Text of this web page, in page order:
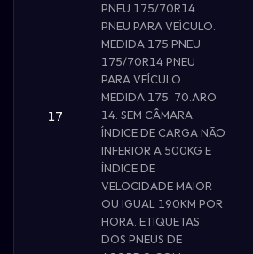
17
PNEU 175/70R14
PNEU PARA VEÍCULO.
MEDIDA 175.PNEU
175/70R14 PNEU
PARA VEÍCULO.
MEDIDA 175. 70.ARO
14. SEM CÂMARA.
ÍNDICE DE CARGA NÃO
INFERIOR A 500KG E
ÍNDICE DE
VELOCIDADE MAIOR
OU IGUAL 190KM POR
HORA. ETIQUETAS
DOS PNEUS DE